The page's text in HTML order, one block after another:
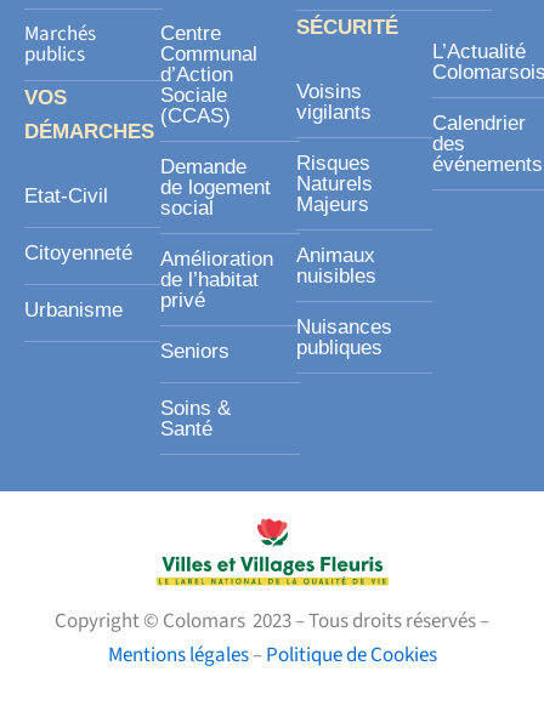
Marchés
publics
VOS
DÉMARCHES
Etat-Civil
Citoyenneté
Urbanisme
Centre
Communal
d’Action
Sociale
(CCAS)
Demande
de logement
social
Amélioration
de l’habitat
privé
Seniors
Soins &
Santé
SÉCURITÉ
Voisins
vigilants
Risques
Naturels
Majeurs
Animaux
nuisibles
Nuisances
publiques
L’Actualité
Calendrier
des
événements
Copyright © Colomars 2023 – Tous droits réservés –
Mentions légales–Politique de Cookies